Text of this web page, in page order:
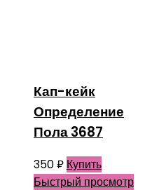
Кап-кейк
Определение
Пола 3687
350₽ Купить
Быстрый просмотр